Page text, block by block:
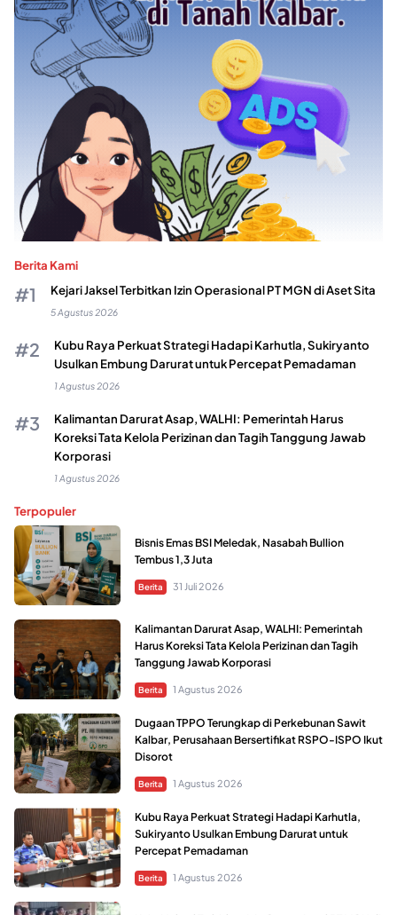
Berita Kami
Kejari Jaksel Terbitkan Izin Operasional PT MGN di Aset Sita
5 Agustus 2026
Kubu Raya Perkuat Strategi Hadapi Karhutla, Sukiryanto
Usulkan Embung Darurat untuk Percepat Pemadaman
1 Agustus 2026
Kalimantan Darurat Asap, WALHI: Pemerintah Harus
Koreksi Tata Kelola Perizinan dan Tagih Tanggung Jawab
Korporasi
1 Agustus 2026
Terpopuler
Bisnis Emas BSI Meledak, Nasabah Bullion
Tembus 1,3 Juta
Berita 31 Juli 2026
Kalimantan Darurat Asap, WALHI: Pemerintah
Harus Koreksi Tata Kelola Perizinan dan Tagih
Tanggung Jawab Korporasi
Berita 1 Agustus 2026
Dugaan TPPO Terungkap di Perkebunan Sawit
Kalbar, Perusahaan Bersertifikat RSPO-ISPO Ikut
Disorot
Berita 1 Agustus 2026
Kubu Raya Perkuat Strategi Hadapi Karhutla,
Sukiryanto Usulkan Embung Darurat untuk
Percepat Pemadaman
Berita 1 Agustus 2026